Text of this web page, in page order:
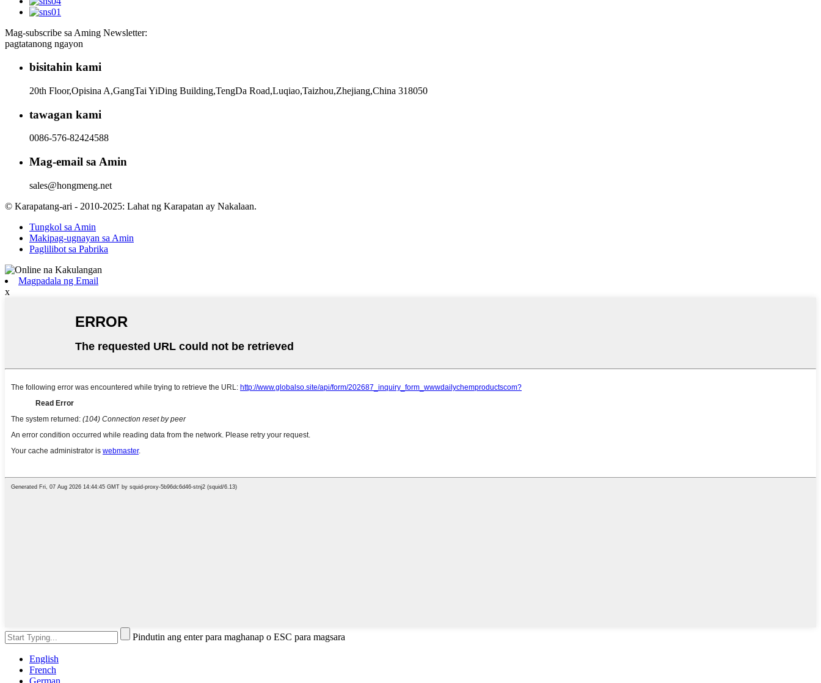
Mag-subscribe sa Aming Newsletter:
pagtatanong ngayon
bisitahin kami
20th Floor,Opisina A,GangTai YiDing Building,TengDa Road,Luqiao,Taizhou,Zhejiang,China 318050
tawagan kami
0086-576-82424588
Mag-email sa Amin
sales@hongmeng.net
© Karapatang-ari - 2010-2025: Lahat ng Karapatan ay Nakalaan.
Tungkol sa Amin
Makipag-ugnayan sa Amin
Paglilibot sa Pabrika
Magpadala ng Email
x
Pindutin ang enter para maghanap o ESC para magsara
English
French
German